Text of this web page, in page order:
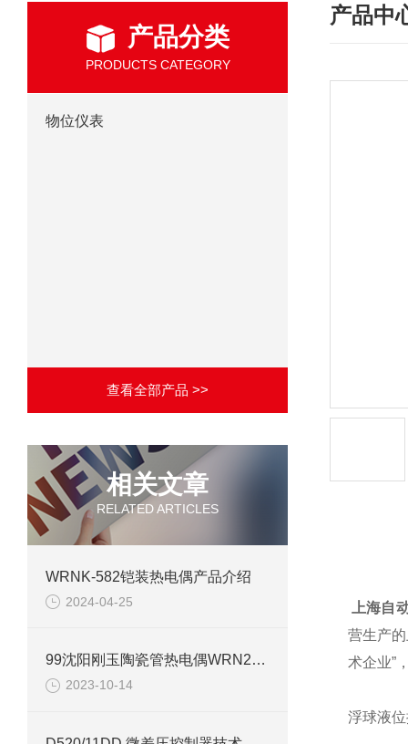
产品分类
PRODUCTS CATEGORY
物位仪表
查看全部产品 >>
相关文章
RELATED ARTICLES
WRNK-582铠装热电偶产品介绍
2024-04-25
99沈阳刚玉陶瓷管热电偶WRN2-121电子版说明书
2023-10-14
产品中
上海自
营生产
术企业”
浮球液